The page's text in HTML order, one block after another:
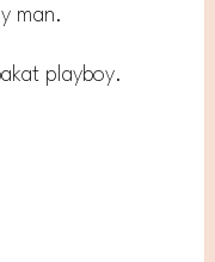
man.
playboy.